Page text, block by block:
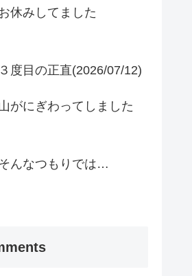
休みしてました
度目の正直(2026/07/12)
がにぎわってしました
んなつもりでは…